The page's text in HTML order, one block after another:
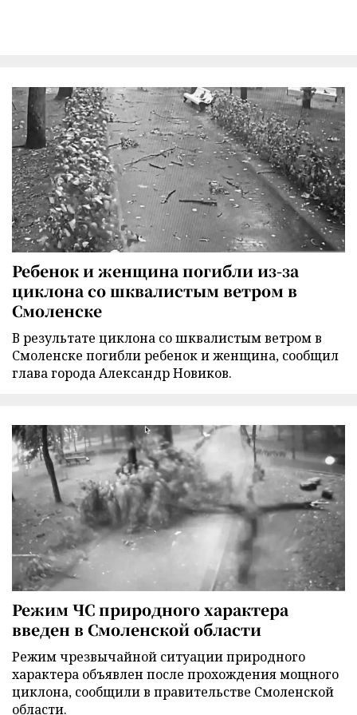
Ребенок и женщина погибли из-за
циклона со шквалистым ветром в
Смоленске
В результате циклона со шквалистым ветром в
Смоленске погибли ребенок и женщина, сообщил
глава города Александр Новиков.
Режим ЧС природного характера
введен в Смоленской области
Режим чрезвычайной ситуации природного
характера объявлен после прохождения мощного
циклона, сообщили в правительстве Смоленской
области.